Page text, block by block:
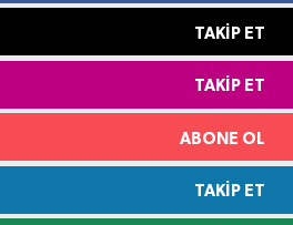
TAKIP ET
TAKIP ET
ABONE OL
TAKIP ET